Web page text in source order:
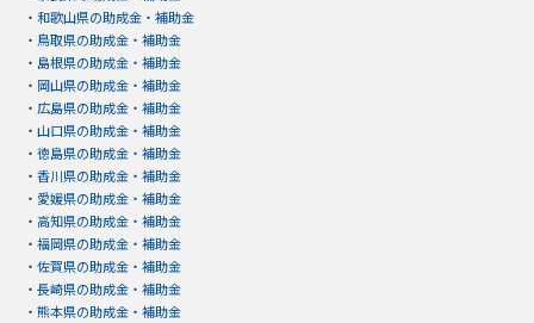
・ 和歌山県の助成金・補助金
・ 鳥取県の助成金・補助金
・ 島根県の助成金・補助金
・ 岡山県の助成金・補助金
・ 広島県の助成金・補助金
・ 山口県の助成金・補助金
・ 徳島県の助成金・補助金
・ 香川県の助成金・補助金
・ 愛媛県の助成金・補助金
・ 高知県の助成金・補助金
・ 福岡県の助成金・補助金
・ 佐賀県の助成金・補助金
・ 長崎県の助成金・補助金
・ 熊本県の助成金・補助金